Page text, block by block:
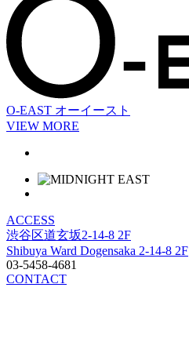
O-EAST オーイースト
VIEW MORE
ACCESS
渋谷区道玄坂2-14-8 2F
Shibuya Ward Dogensaka 2-14-8 2F
03-5458-4681
CONTACT